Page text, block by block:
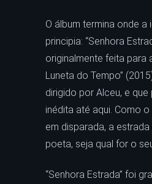
O álbum termina onde a
principia: “Senhora
originalmente feita para
Luneta do Tempo”
dirigido por Alceu, e que
inédita até aqui. Como
em disparada, a
poeta, seja qual for o
“Senhora Estrada” foi